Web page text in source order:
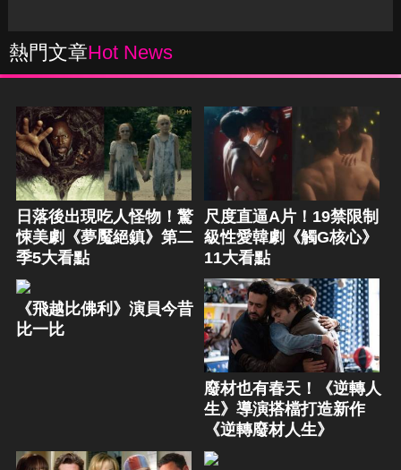
熱門文章Hot News
日落後出現吃人怪物！驚
悚美劇《夢魘絕鎮》第二
季5大看點
尺度直逼A片！19禁限制
級性愛韓劇《觸G核心》
11大看點
《飛越比佛利》演員今昔
比一比
廢材也有春天！《逆轉人
生》導演搭檔打造新作
《逆轉廢材人生》